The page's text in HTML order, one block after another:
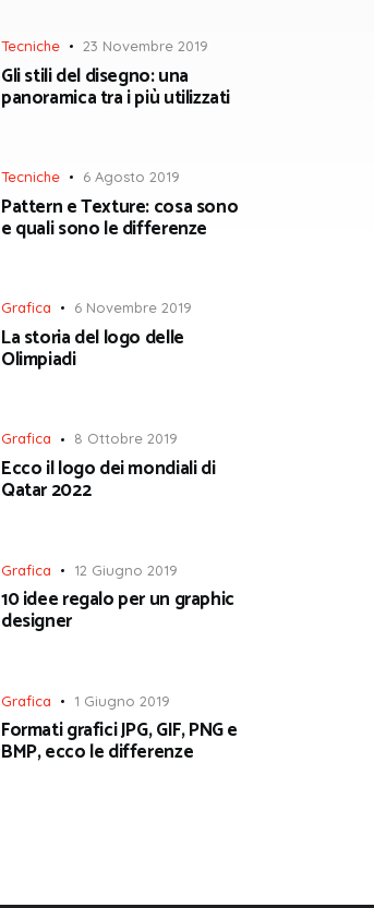
Tecniche 23 Novembre 2019
Gli stili del disegno: una
panoramica tra i più utilizzati
Tecniche 6 Agosto 2019
Pattern e Texture: cosa sono
e quali sono le differenze
Grafica 6 Novembre 2019
La storia del logo delle
Olimpiadi
Grafica 8 Ottobre 2019
Ecco il logo dei mondiali di
Qatar 2022
Grafica 12 Giugno 2019
10 idee regalo per un graphic
designer
Grafica 1 Giugno 2019
Formati grafici JPG, GIF, PNG e
BMP, ecco le differenze